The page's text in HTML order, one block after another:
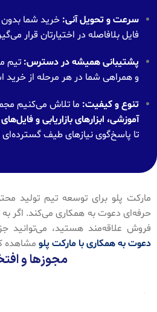
سرعت و تحویل آنی: خرید شما
فایل بلافاصله در اختیارتان قرار
پشتیبانی همیشه در دسترس: تیم
و همراهی شما در هر مرحله از
تنوع و کیفیت: ما تلاش می‌کنیم
آموزشی، ابزارهای بازاریابی و
تا پاسخ‌گوی نیازهای طیف گسترده‌ای
مارکت پلو برای توسعه تیم تولید
حرفه‌ای دعوت به همکاری می‌کند. اگر به
فروش علاقه‌مند هستید، می‌توانید
دعوت به همکاری با مارکت پلو مشاهده
مجوزها و